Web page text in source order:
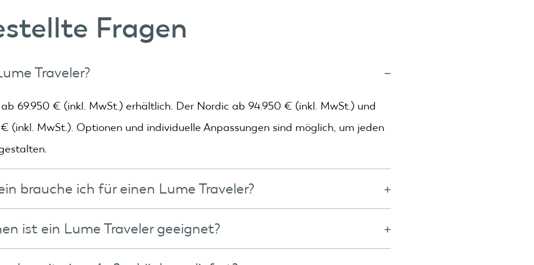
Fragen
Traveler?
69.950 € (inkl. MwSt.) erhältlich. Der Nordic ab 94.950 € (inkl. MwSt.) und
(inkl. MwSt.). Optionen und individuelle Anpassungen sind möglich, um jeden
brauche ich für einen Lume Traveler?
in der Regel der Führerschein der Klasse B. Nur wenn das
und Anhänger 3.500 kg überschreitet, ist die Klasse B+E erforderlich.
ist der Führerschein der Klasse B+E obligatorisch.
ist ein Lume Traveler geeignet?
ein Auping Queensize-Bett (160x200 cm) für zwei Personen. Nordic und